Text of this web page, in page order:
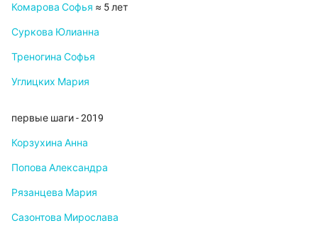
Комарова Софья ≈ 5 лет
Суркова Юлианна
Треногина Софья
Углицких Мария
первые шаги - 2019
Корзухина Анна
Попова Александра
Рязанцева Мария
Сазонтова Мирослава